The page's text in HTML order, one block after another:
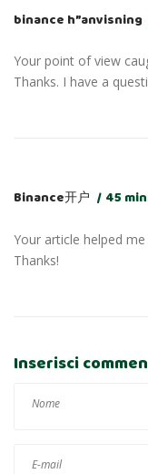
binance h”anvisning
Your point of view
Thanks. I have a
Binance开户 45
Your article helped
Thanks!
Inserisci